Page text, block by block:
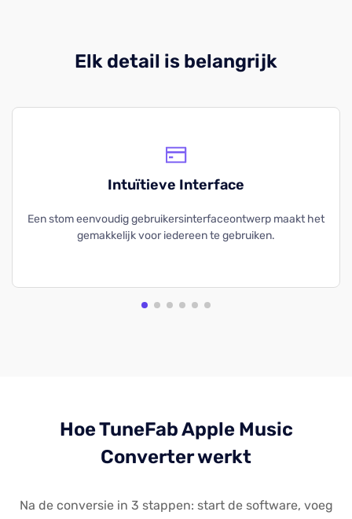
Elk detail is belangrijk
Intuïtieve Interface
Een stom eenvoudig gebruikersinterfaceontwerp maakt het
gemakkelijk voor iedereen te gebruiken.
Hoe TuneFab Apple Music
Converter werkt
Na de conversie in 3 stappen: start de software, voeg